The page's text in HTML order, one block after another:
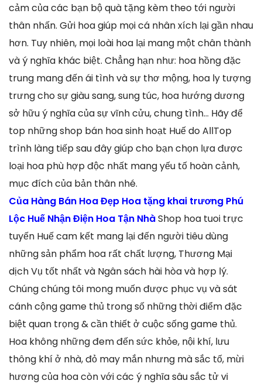
cảm của các bạn bộ quà tặng kèm theo tới người
thân nhấn. Gửi hoa giúp mọi cá nhân xích lại gần nhau
hơn. Tuy nhiên, mọi loài hoa lại mang một chân thành
và ý nghĩa khác biệt. Chẳng hạn như: hoa hồng đặc
trung mang đến ái tình và sự thơ mộng, hoa ly tượng
trưng cho sự giàu sang, sung túc, hoa hướng dương
sở hữu ý nghĩa của sự vĩnh cửu, chung tình… Hãy để
top những shop bán hoa sinh hoạt Huế do AllTop
trình làng tiếp sau đây giúp cho bạn chọn lựa được
loại hoa phù hợp độc nhất mang yếu tố hoàn cảnh,
mục đích của bản thân nhé.
Của Hàng Bán Hoa Đẹp Hoa tặng khai trương Phú
Lộc Huế Nhận Điện Hoa Tận NhàShop hoa tuoi trực
tuyến Huế cam kết mang lại đến người tiêu dùng
những sản phẩm hoa rất chất lượng, Thương Mại
dịch Vụ tốt nhất và Ngân sách hài hòa và hợp lý.
Chúng chúng tôi mong muốn được phục vụ và sát
cánh cộng game thủ trong số những thời điểm đặc
biệt quan trọng & cần thiết ở cuộc sống game thủ.
Hoa không những đem đến sức khỏe, nội khí, lưu
thông khí ở nhà, đỏ may mắn nhưng mà sắc tố, mừi
hương của hoa còn với các ý nghĩa sâu sắc tử vi